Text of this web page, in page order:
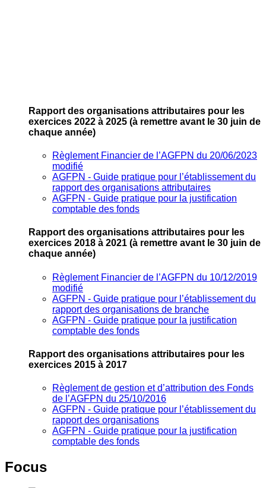
Rapport des organisations attributaires pour les
exercices 2022 à 2025 (à remettre avant le 30 juin de
chaque année)
Règlement Financier de l’AGFPN du 20/06/2023
modifié
AGFPN ‐ Guide pratique pour l’établissement du
rapport des organisations attributaires
AGFPN ‐ Guide pratique pour la justification
comptable des fonds
Rapport des organisations attributaires pour les
exercices 2018 à 2021 (à remettre avant le 30 juin de
chaque année)
Règlement Financier de l’AGFPN du 10/12/2019
modifié
AGFPN ‐ Guide pratique pour l’établissement du
rapport des organisations de branche
AGFPN ‐ Guide pratique pour la justification
comptable des fonds
Rapport des organisations attributaires pour les
exercices 2015 à 2017
Règlement de gestion et d’attribution des Fonds
de l’AGFPN du 25/10/2016
AGFPN ‐ Guide pratique pour l’établissement du
rapport des organisations
AGFPN ‐ Guide pratique pour la justification
comptable des fonds
Focus